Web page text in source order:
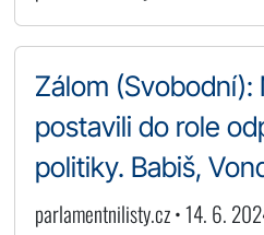
Zálom (Svobodní):
postavili do role
politiky. Babiš,
parlamentnilisty.cz • 14. 6.